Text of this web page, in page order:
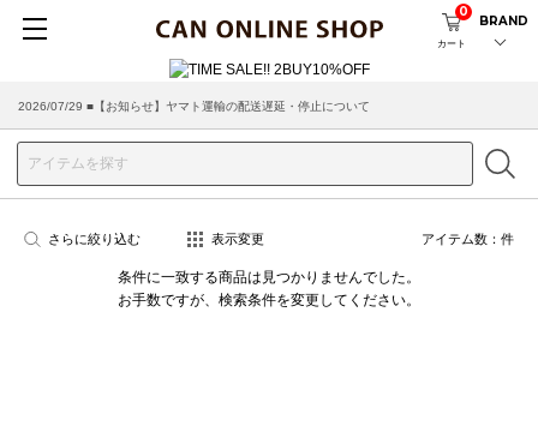
カート
0
BRAND
2026/07/29 ■【お知らせ】ヤマト運輸の配送遅延・停止について
2026/03/18 ■店舗受け取りサービスのご案内
さらに絞り込む 表示変更 アイテム数： 件
条件に一致する商品は見つかりませんでした。
お手数ですが、検索条件を変更してください。